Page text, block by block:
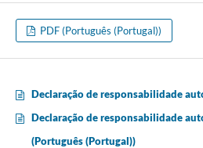
PDF (Português (Portugal))
Declaração de responsabilidade
Declaração de responsabilidade
(Português (Portugal))